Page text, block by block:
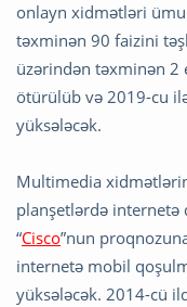
onlayn xidmətləri
təxminən 90 faizini
üzərindən təxminən 2
ötürülüb və 2019-cu
yüksələcək.
Multimedia
planşetlərdə internetə
“Cisco”nun
internetə mobil
yüksələcək. 2014-cü